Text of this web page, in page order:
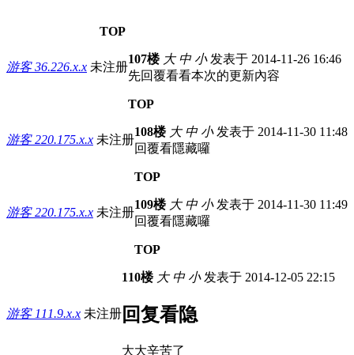
TOP
游客36.226.x.x 未注册
107楼 大 中 小发表于 2014-11-26 16:46
先回覆看看本次的更新內容
TOP
游客220.175.x.x 未注册
108楼 大 中 小发表于 2014-11-30 11:48
回覆看隱藏囉
TOP
游客220.175.x.x 未注册
109楼 大 中 小发表于 2014-11-30 11:49
回覆看隱藏囉
TOP
游客 111.9.x.x 未注册
110楼 大 中 小发表于 2014-12-05 22:15
回复看隐
大大辛苦了